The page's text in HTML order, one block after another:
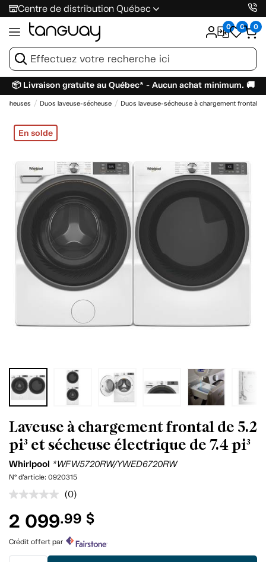
Centre de distribution Québec
0 0 0
📦 Livraison gratuite au Québec* - Aucun achat minimum. 🚚
Duos laveuse-sécheuse Duos laveuse-sécheuse à chargement frontal
En solde
Laveuse à chargement frontal de 5.2
pi³ et sécheuse électrique de 7.4 pi³
Whirlpool *WFW5720RW/YWED6720RW
N° d'article: 0920315
Aucune
pour
ce
produit.
Lien
vers
(0)
2 099.99 $
Crédit offert par